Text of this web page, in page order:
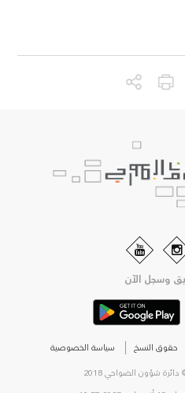
وسجل الآن
حقوق النسخ
سياسة الخصوصية
شؤون الضواحي 2018